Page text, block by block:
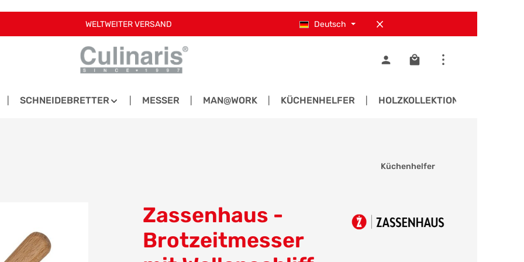
WELTWEITER VERSAND Deutsch
Warenkorb enthält 0
SCHNEIDEBRETTER MESSER MAN@WORK KÜCHENHELFER HOLZKOLLEKTIONEN
Küchenhelfer
Zassenhaus -
Brotzeitmesser